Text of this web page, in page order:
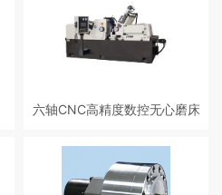
六轴CNC高精度数控无心磨床
20的圆锥体和各种成形回转体零件
的切入磨削加工。